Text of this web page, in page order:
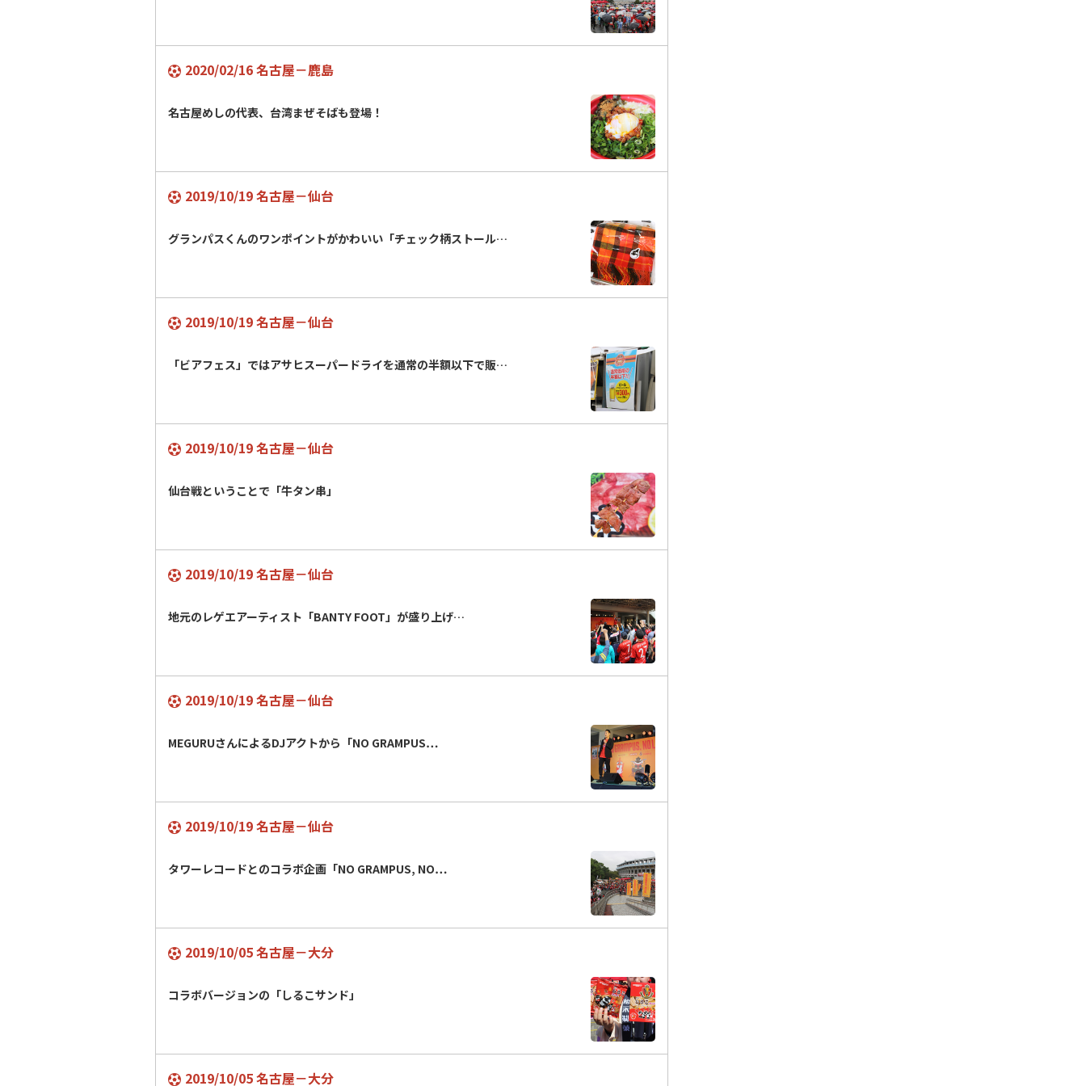
2020/02/16 名古屋－鹿島
名古屋めしの代表、台湾まぜそばも登場！
2019/10/19 名古屋－仙台
グランパスくんのワンポイントがかわいい「チェック柄ストール…
2019/10/19 名古屋－仙台
「ビアフェス」ではアサヒスーパードライを通常の半額以下で販…
2019/10/19 名古屋－仙台
仙台戦ということで「牛タン串」
2019/10/19 名古屋－仙台
地元のレゲエアーティスト「BANTY FOOT」が盛り上げ…
2019/10/19 名古屋－仙台
MEGURUさんによるDJアクトから「NO GRAMPUS…
2019/10/19 名古屋－仙台
タワーレコードとのコラボ企画「NO GRAMPUS, NO…
2019/10/05 名古屋－大分
コラボバージョンの「しるこサンド」
2019/10/05 名古屋－大分